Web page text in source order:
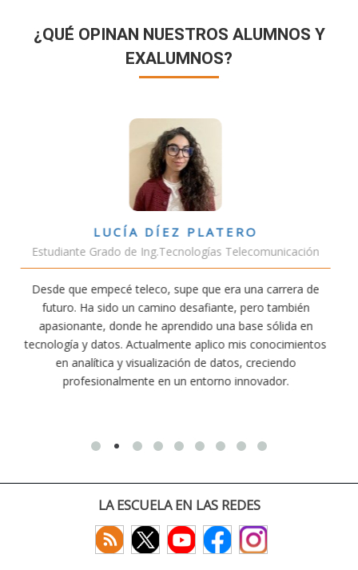
¿QUÉ OPINAN NUESTROS ALUMNOS Y
EXALUMNOS?
de
en
VÍCTOR SÁNCHEZ VALENCIA
Estudiante Doble Grado Teleco-ADE
Estudiar teleco me ha permitido comprender
conectividad afecta nuestra vida diaria. Aunque la
exige esfuerzo, he dedicado parte de mi tiempo a
actividades como el salvamento y socorrismo.
convencido de que elegir teleco ha sido una de las
decisiones que he tomado.
LA ESCUELA EN LAS REDES